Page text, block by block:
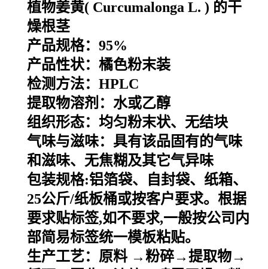
植物姜黄( Curcumalonga L. ) 的干
燥根茎
产品规格：95%
产品性状：橘色粉末装
检测方法：HPLC
提取物溶剂：水或乙醇
组织形态：均匀粉末状、无结块
气味与滋味：具有该品固有的气味
和滋味、无焦糊及其它气异味
包装规格:铝箔袋、自封袋、纸箱、
25公斤/纸板桶或按客户要求。根据
要求贴标签,如不要求,一般按公司内
部简易标签统一模板粘贴。
生产工艺：原料 →粉碎→提取物→